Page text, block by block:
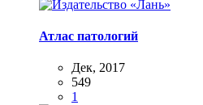
Атлас патологий
Дек, 2017
549
1